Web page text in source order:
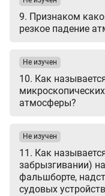
9. Признаком
резкое падение
10. Как
атмосферы?
Не изучен
11. Как
забрызгивании)
фальшборте,
судовых
Не изучен